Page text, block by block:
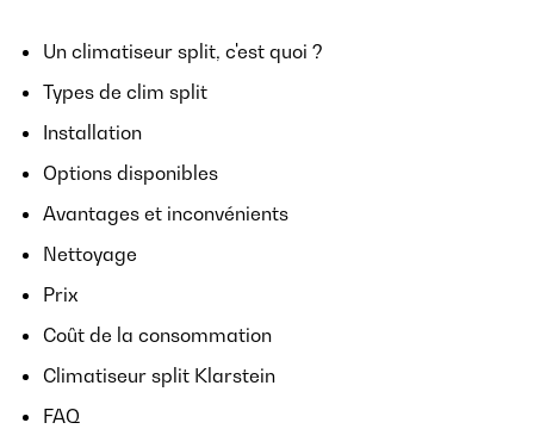
Un climatiseur split, c'est quoi ?
Types de clim split
Installation
Options disponibles
Avantages et inconvénients
Nettoyage
Prix
Coût de la consommation
Climatiseur split Klarstein
FAQ